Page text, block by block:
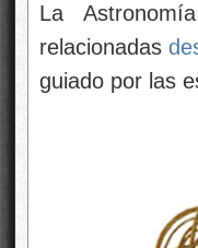
La
relacionadas
guiado por las